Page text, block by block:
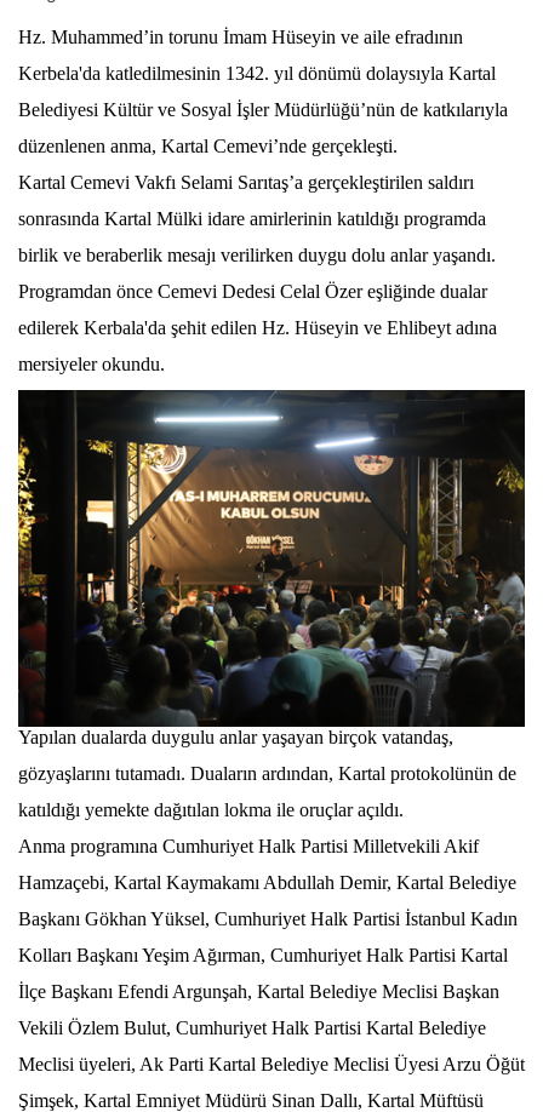
Hz. Muhammed’in torunu İmam Hüseyin ve aile efradının
Kerbela'da katledilmesinin 1342. yıl dönümü dolaysıyla Kartal
Belediyesi Kültür ve Sosyal İşler Müdürlüğü’nün de katkılarıyla
düzenlenen anma, Kartal Cemevi’nde gerçekleşti.
Kartal Cemevi Vakfı Selami Sarıtaş’a gerçekleştirilen saldırı
sonrasında Kartal Mülki idare amirlerinin katıldığı programda
birlik ve beraberlik mesajı verilirken duygu dolu anlar yaşandı.
Programdan önce Cemevi Dedesi Celal Özer eşliğinde dualar
edilerek Kerbala'da şehit edilen Hz. Hüseyin ve Ehlibeyt adına
mersiyeler okundu.
Yapılan dualarda duygulu anlar yaşayan birçok vatandaş,
gözyaşlarını tutamadı. Duaların ardından, Kartal protokolünün de
katıldığı yemekte dağıtılan lokma ile oruçlar açıldı.
Anma programına Cumhuriyet Halk Partisi Milletvekili Akif
Hamzaçebi, Kartal Kaymakamı Abdullah Demir, Kartal Belediye
Başkanı Gökhan Yüksel, Cumhuriyet Halk Partisi İstanbul Kadın
Kolları Başkanı Yeşim Ağırman, Cumhuriyet Halk Partisi Kartal
İlçe Başkanı Efendi Argunşah, Kartal Belediye Meclisi Başkan
Vekili Özlem Bulut, Cumhuriyet Halk Partisi Kartal Belediye
Meclisi üyeleri, Ak Parti Kartal Belediye Meclisi Üyesi Arzu Öğüt
Şimşek, Kartal Emniyet Müdürü Sinan Dallı, Kartal Müftüsü